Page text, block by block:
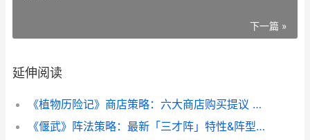
下一篇 »
延伸阅读
《植物历险记》商店策略：六大商店购买提议 植物王国历险记作文300字
《偃武》阵法策略：最新「三才阵」特性&阵型组合主推 偃武大剑